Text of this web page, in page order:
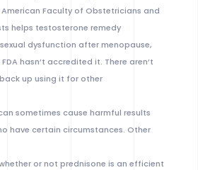
Faculty of Obstetricians and
helps testosterone remedy
dysfunction after menopause,
hasn’t accredited it. There aren’t
up using it for other
sometimes cause harmful results
have certain circumstances. Other
or not prednisone is an efficient